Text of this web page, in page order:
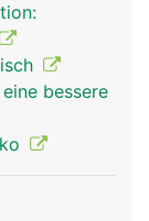
bessere